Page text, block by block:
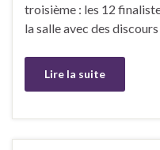
troisième : les 12
la salle avec des
Lire la suite